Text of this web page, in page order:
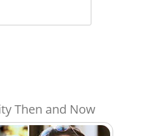
Then and Now